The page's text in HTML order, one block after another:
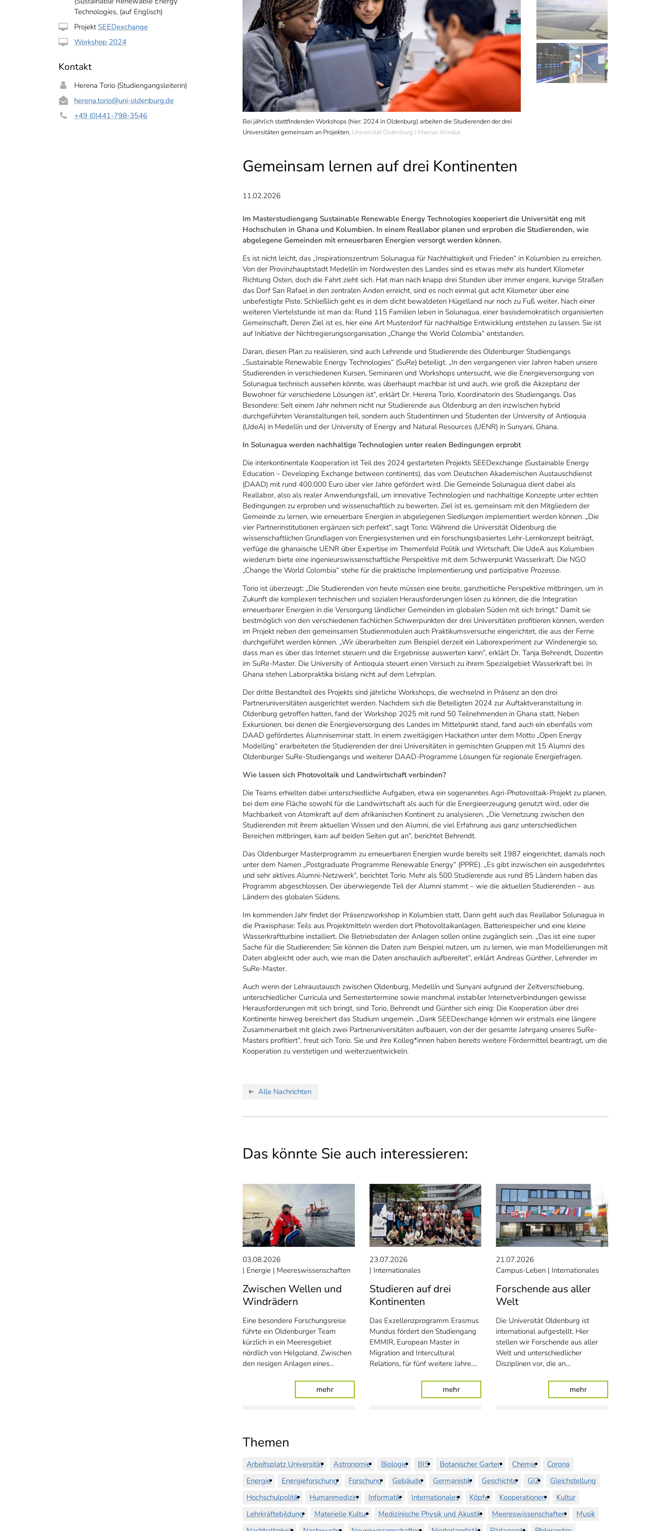
Technologies, (auf Englisch)
Projekt SEEDexchange
Workshop 2024
Kontakt
Herena Torio (Studiengangsleiterin)
herena.torio@uni-oldenburg.de
+49 (0)441-798-3546
Direktor der Abteilung für erneuerbare Energien bei der ghanaischen Bui Power
Bei jährlich stattfindenden Workshops (hier: 2024 in Oldenburg) arbeiten die Studierenden der drei
Universitäten gemeinsam an Projekten. Universität Oldenburg / Marcus Windus
Gemeinsam lernen auf drei Kontinenten
11.02.2026
Im Masterstudiengang Sustainable Renewable Energy Technologies kooperiert die Universität eng mit
Hochschulen in Ghana und Kolumbien. In einem Reallabor planen und erproben die Studierenden, wie
abgelegene Gemeinden mit erneuerbaren Energien versorgt werden können.
Es ist nicht leicht, das „Inspirationszentrum Solunagua für Nachhaltigkeit und Frieden“ in Kolumbien zu erreichen.
Von der Provinzhauptstadt Medellín im Nordwesten des Landes sind es etwas mehr als hundert Kilometer
Richtung Osten, doch die Fahrt zieht sich. Hat man nach knapp drei Stunden über immer engere, kurvige Straßen
das Dorf San Rafael in den zentralen Anden erreicht, sind es noch einmal gut acht Kilometer über eine
unbefestigte Piste. Schließlich geht es in dem dicht bewaldeten Hügelland nur noch zu Fuß weiter. Nach einer
weiteren Viertelstunde ist man da: Rund 115 Familien leben in Solunagua, einer basisdemokratisch organisierten
Gemeinschaft. Deren Ziel ist es, hier eine Art Musterdorf für nachhaltige Entwicklung entstehen zu lassen. Sie ist
auf Initiative der Nichtregierungsorganisation „Change the World Colombia“ entstanden.
Daran, diesen Plan zu realisieren, sind auch Lehrende und Studierende des Oldenburger Studiengangs
„Sustainable Renewable Energy Technologies“ (SuRe) beteiligt. „In den vergangenen vier Jahren haben unsere
Studierenden in verschiedenen Kursen, Seminaren und Workshops untersucht, wie die Energieversorgung von
Solunagua technisch aussehen könnte, was überhaupt machbar ist und auch, wie groß die Akzeptanz der
Bewohner für verschiedene Lösungen ist“, erklärt Dr. Herena Torio, Koordinatorin des Studiengangs. Das
Besondere: Seit einem Jahr nehmen nicht nur Studierende aus Oldenburg an den inzwischen hybrid
durchgeführten Veranstaltungen teil, sondern auch Studentinnen und Studenten der University of Antioquia
(UdeA) in Medellín und der University of Energy and Natural Resources (UENR) in Sunyani, Ghana.
In Solunagua werden nachhaltige Technologien unter realen Bedingungen erprobt
Die interkontinentale Kooperation ist Teil des 2024 gestarteten Projekts SEEDexchange (Sustainable Energy
Education – Developing Exchange between continents), das vom Deutschen Akademischen Austauschdienst
(DAAD) mit rund 400.000 Euro über vier Jahre gefördert wird. Die Gemeinde Solunagua dient dabei als
Reallabor, also als realer Anwendungsfall, um innovative Technologien und nachhaltige Konzepte unter echten
Bedingungen zu erproben und wissenschaftlich zu bewerten. Ziel ist es, gemeinsam mit den Mitgliedern der
Gemeinde zu lernen, wie erneuerbare Energien in abgelegenen Siedlungen implementiert werden können. „Die
vier Partnerinstitutionen ergänzen sich perfekt“, sagt Torio: Während die Universität Oldenburg die
wissenschaftlichen Grundlagen von Energiesystemen und ein forschungsbasiertes Lehr-Lernkonzept beiträgt,
verfüge die ghanaische UENR über Expertise im Themenfeld Politik und Wirtschaft. Die UdeA aus Kolumbien
wiederum biete eine ingenieurswissenschaftliche Perspektive mit dem Schwerpunkt Wasserkraft. Die NGO
„Change the World Colombia“ stehe für die praktische Implementierung und partizipative Prozesse.
Torio ist überzeugt: „Die Studierenden von heute müssen eine breite, ganzheitliche Perspektive mitbringen, um in
Zukunft die komplexen technischen und sozialen Herausforderungen lösen zu können, die die Integration
erneuerbarer Energien in die Versorgung ländlicher Gemeinden im globalen Süden mit sich bringt.“ Damit sie
bestmöglich von den verschiedenen fachlichen Schwerpunkten der drei Universitäten profitieren können, werden
im Projekt neben den gemeinsamen Studienmodulen auch Praktikumsversuche eingerichtet, die aus der Ferne
durchgeführt werden können. „Wir überarbeiten zum Beispiel derzeit ein Laborexperiment zur Windenergie so,
dass man es über das Internet steuern und die Ergebnisse auswerten kann“, erklärt Dr. Tanja Behrendt, Dozentin
im SuRe-Master. Die University of Antioquia steuert einen Versuch zu ihrem Spezialgebiet Wasserkraft bei. In
Ghana stehen Laborpraktika bislang nicht auf dem Lehrplan.
Der dritte Bestandteil des Projekts sind jährliche Workshops, die wechselnd in Präsenz an den drei
Partneruniversitäten ausgerichtet werden. Nachdem sich die Beteiligten 2024 zur Auftaktveranstaltung in
Oldenburg getroffen hatten, fand der Workshop 2025 mit rund 50 Teilnehmenden in Ghana statt. Neben
Exkursionen, bei denen die Energieversorgung des Landes im Mittelpunkt stand, fand auch ein ebenfalls vom
DAAD gefördertes Alumniseminar statt. In einem zweitägigen Hackathon unter dem Motto „Open Energy
Modelling“ erarbeiteten die Studierenden der drei Universitäten in gemischten Gruppen mit 15 Alumni des
Oldenburger SuRe-Studiengangs und weiterer DAAD-Programme Lösungen für regionale Energiefragen.
Wie lassen sich Photovoltaik und Landwirtschaft verbinden?
Die Teams erhielten dabei unterschiedliche Aufgaben, etwa ein sogenanntes Agri-Photovoltaik-Projekt zu planen,
bei dem eine Fläche sowohl für die Landwirtschaft als auch für die Energieerzeugung genutzt wird, oder die
Machbarkeit von Atomkraft auf dem afrikanischen Kontinent zu analysieren. „Die Vernetzung zwischen den
Studierenden mit ihrem aktuellen Wissen und den Alumni, die viel Erfahrung aus ganz unterschiedlichen
Bereichen mitbringen, kam auf beiden Seiten gut an“, berichtet Behrendt.
Das Oldenburger Masterprogramm zu erneuerbaren Energien wurde bereits seit 1987 eingerichtet, damals noch
unter dem Namen „Postgraduate Programme Renewable Energy“ (PPRE). „Es gibt inzwischen ein ausgedehntes
und sehr aktives Alumni-Netzwerk“, berichtet Torio. Mehr als 500 Studierende aus rund 85 Ländern haben das
Programm abgeschlossen. Der überwiegende Teil der Alumni stammt – wie die aktuellen Studierenden – aus
Ländern des globalen Südens.
Im kommenden Jahr findet der Präsenzworkshop in Kolumbien statt. Dann geht auch das Reallabor Solunagua in
die Praxisphase: Teils aus Projektmitteln werden dort Photovoltaikanlagen, Batteriespeicher und eine kleine
Wasserkraftturbine installiert. Die Betriebsdaten der Anlagen sollen online zugänglich sein. „Das ist eine super
Sache für die Studierenden: Sie können die Daten zum Beispiel nutzen, um zu lernen, wie man Modellierungen mit
Daten abgleicht oder auch, wie man die Daten anschaulich aufbereitet“, erklärt Andreas Günther, Lehrender im
SuRe-Master.
Auch wenn der Lehraustausch zwischen Oldenburg, Medellín und Sunyani aufgrund der Zeitverschiebung,
unterschiedlicher Curricula und Semestertermine sowie manchmal instabiler Internetverbindungen gewisse
Herausforderungen mit sich bringt, sind Torio, Behrendt und Günther sich einig: Die Kooperation über drei
Kontinente hinweg bereichert das Studium ungemein. „Dank SEEDexchange können wir erstmals eine längere
Zusammenarbeit mit gleich zwei Partneruniversitäten aufbauen, von der der gesamte Jahrgang unseres SuRe-
Masters profitiert“, freut sich Torio. Sie und ihre Kolleg*innen haben bereits weitere Fördermittel beantragt, um die
Kooperation zu verstetigen und weiterzuentwickeln.
Alle Nachrichten
Das könnte Sie auch interessieren:
03.08.2026
Energie
Meereswissenschaften
Zwischen Wellen und
Windrädern
Eine besondere Forschungsreise
führte ein Oldenburger Team
kürzlich in ein Meeresgebiet
nördlich von Helgoland. Zwischen
den riesigen Anlagen eines…
mehr: Zwischen Wellen und Windrädern
23.07.2026
Internationales
Studieren auf drei
Kontinenten
Das Exzellenzprogramm Erasmus
Mundus fördert den Studiengang
EMMIR, European Master in
Migration and Intercultural
Relations, für fünf weitere Jahre.…
mehr: Studieren auf drei Kontinenten
21.07.2026
Campus-Leben
Internationales
Forschende aus aller
Welt
Die Universität Oldenburg ist
international aufgestellt. Hier
stellen wir Forschende aus aller
Welt und unterschiedlicher
Disziplinen vor, die an…
mehr: Forschende aus
Themen
Arbeitsplatz Universität Astronomie Biologie BIS Botanischer Garten Chemie
Corona
Energie
Energieforschung Forschung Gebäude Germanistik Geschichte GIZ
Gleichstellung
Hochschulpolitik
Humanmedizin Informatik Internationales Köpfe Kooperationen
Kultur
Lehrkräftebildung
Materielle Kultur Medizinische Physik und Akustik Meereswissenschaften
Musik